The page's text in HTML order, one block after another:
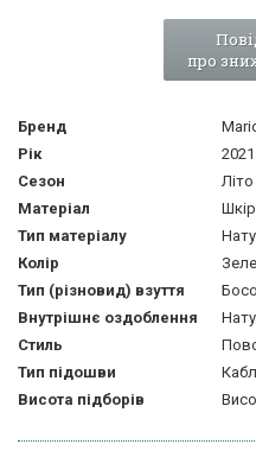
про
Бренд
Рік
2021
Сезон
Літо
Матеріал
Тип матеріалу
Колір
Тип (різновид) взуття
Внутрішнє оздоблення
Стиль
Тип підошви
Висота підборів